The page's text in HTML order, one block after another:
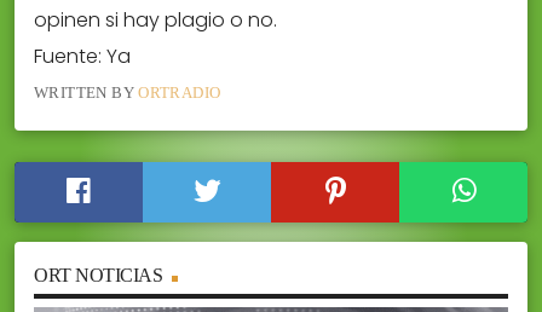
opinen si hay plagio o no.
Fuente: Ya
WRITTEN BYORTRADIO
ORT NOTICIAS